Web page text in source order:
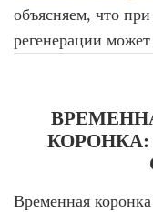
объясняем, что
регенерации
КОРОНКА:
Временная